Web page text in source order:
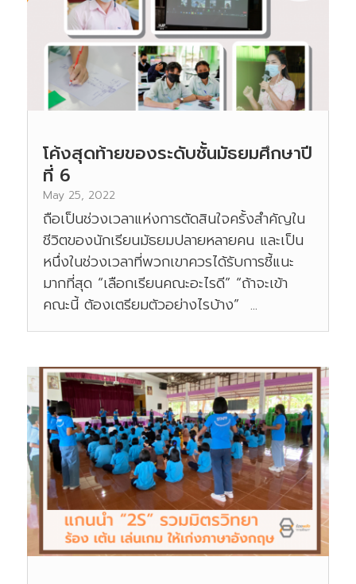
โค้งสุดท้ายของระดับชั้นมัธยมศึกษาปี
ที่ 6
May 25, 2022
ถือเป็นช่วงเวลาแห่งการตัดสินใจครั้งสำคัญใน
ชีวิตของนักเรียนมัธยมปลายหลายคน และเป็น
หนึ่งในช่วงเวลาที่พวกเขาควรได้รับการชี้แนะ
มากที่สุด “เลือกเรียนคณะอะไรดี” “ถ้าจะเข้า
คณะนี้ ต้องเตรียมตัวอย่างไรบ้าง” ...